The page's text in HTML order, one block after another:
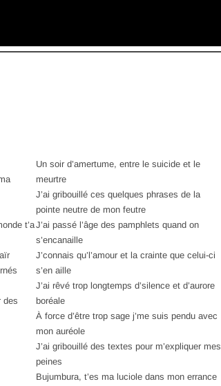
t’a
des
Un soir d’amertume, entre le suicide et le
meurtre
J’ai gribouillé ces quelques phrases de la
pointe neutre de mon feutre
J’ai passé l’âge des pamphlets quand on
s’encanaille
J’connais qu’l’amour et la crainte que celui-ci
s’en aille
J’ai rêvé trop longtemps d’silence et d’aurore
boréale
À force d’être trop sage j’me suis pendu avec
mon auréole
J’ai gribouillé des textes pour m’expliquer mes
peines
Bujumbura, t’es ma luciole dans mon errance